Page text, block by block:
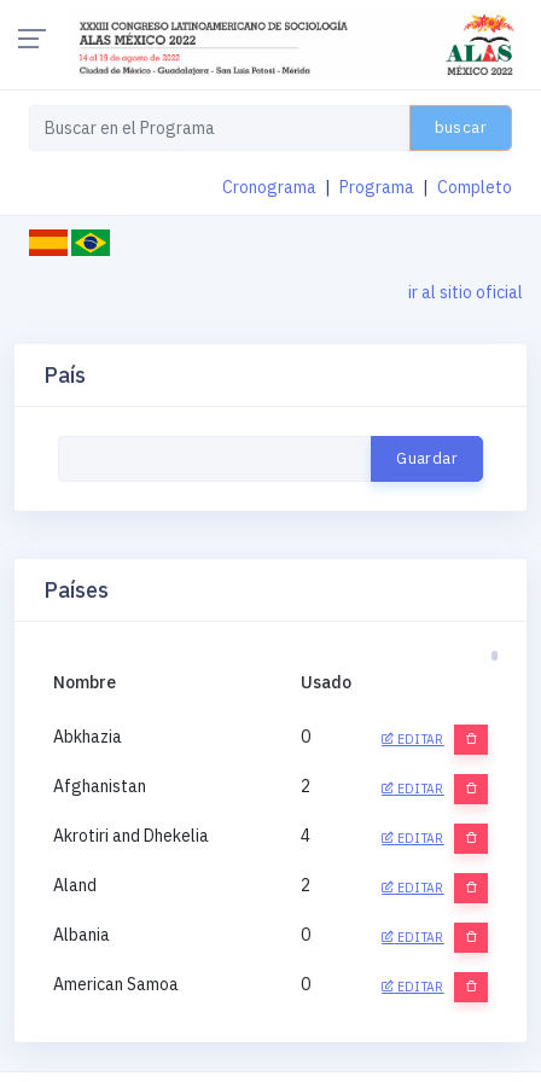
buscar
Cronograma Programa Completo
ir al sitio oficial
País
Países
Nombre Usado
Abkhazia 0 EDITAR
Afghanistan 2 EDITAR
Akrotiri and Dhekelia 4 EDITAR
Aland 2 EDITAR
Albania 0 EDITAR
American Samoa 0 EDITAR